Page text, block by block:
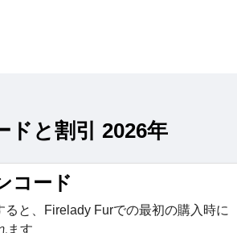
と割引 2026年
コード
ると、Firelady Furでの最初の購入時に
ます